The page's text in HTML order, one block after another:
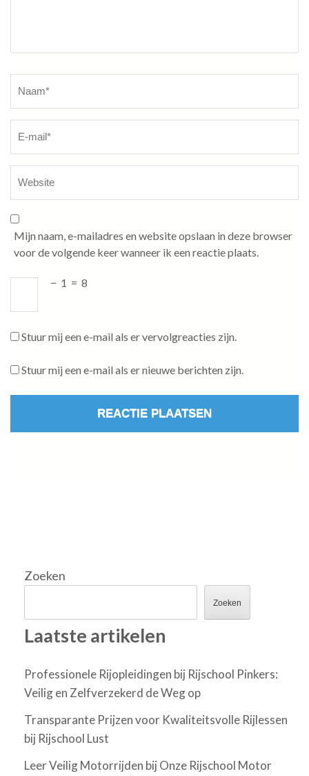
Mijn naam, e-mailadres en website opslaan in deze browser
voor de volgende keer wanneer ik een reactie plaats.
− 1 = 8
Stuur mij een e-mail als er vervolgreacties zijn.
Stuur mij een e-mail als er nieuwe berichten zijn.
Zoeken
Zoeken
Laatste artikelen
Professionele Rijopleidingen bij Rijschool Pinkers:
Veilig en Zelfverzekerd de Weg op
Transparante Prijzen voor Kwaliteitsvolle Rijlessen
bij Rijschool Lust
Leer Veilig Motorrijden bij Onze Rijschool Motor